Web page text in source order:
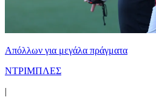
Απόλλων για μεγάλα πράγματα
ΝΤΡΙΜΠΛΕΣ
|